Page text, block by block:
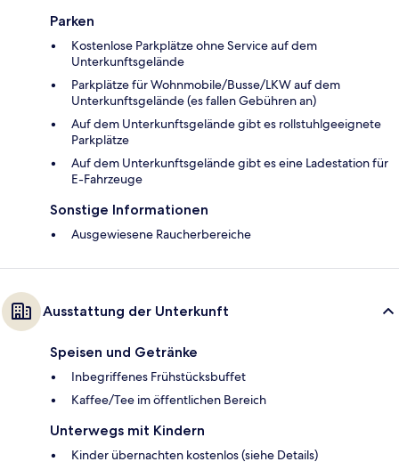
Parken
Kostenlose Parkplätze ohne Service auf dem
Unterkunftsgelände
Parkplätze für Wohnmobile/Busse/LKW auf dem
Unterkunftsgelände (es fallen Gebühren an)
Auf dem Unterkunftsgelände gibt es rollstuhlgeeignete
Parkplätze
Auf dem Unterkunftsgelände gibt es eine Ladestation für
E-Fahrzeuge
Sonstige Informationen
Ausgewiesene Raucherbereiche
Ausstattung der Unterkunft
Speisen und Getränke
Inbegriffenes Frühstücksbuffet
Kaffee/Tee im öffentlichen Bereich
Unterwegs mit Kindern
Kinder übernachten kostenlos (siehe Details)